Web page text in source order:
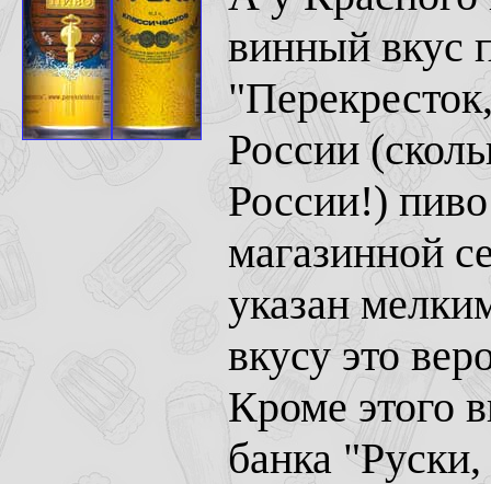
винный вкус
России
России!)
магазинной
указан
вкусу это
Кроме этого
банка